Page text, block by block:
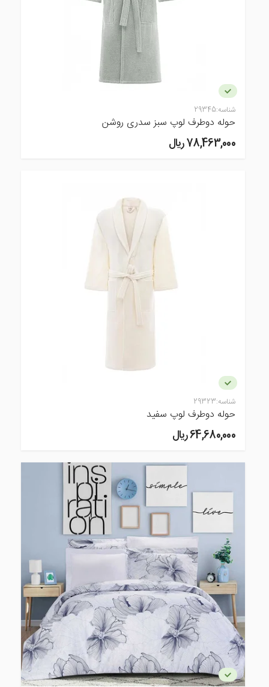
شناسه:29345
حوله دوطرف لوپ سبز سدری روشن
78,463,000 ريال
شناسه:29323
حوله دوطرف لوپ سفید
64,680,000 ريال